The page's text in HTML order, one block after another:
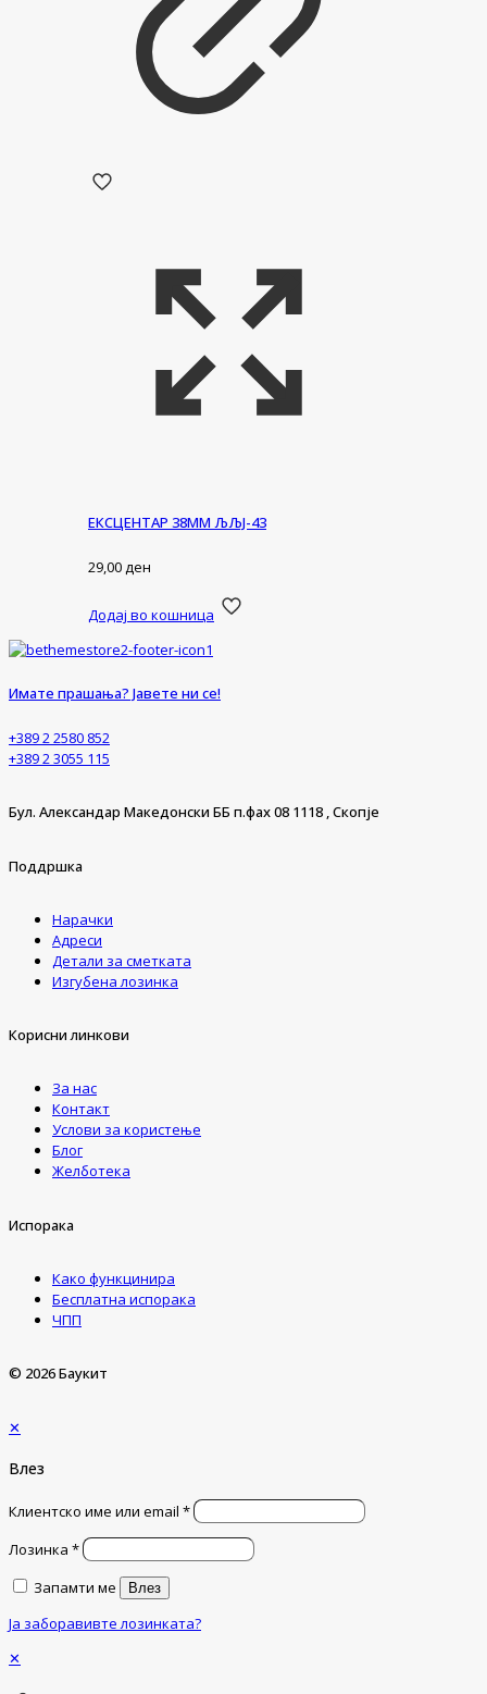
ЕКСЦЕНТАР 38ММ ЉЉЈ-43
29,00ден
Додај во кошница
Имате прашања? Јавете ни се!
+389 2 2580 852
+389 2 3055 115
Бул. Александар Македонски ББ п.фах 08 1118 , Скопје
Поддршка
Нарачки
Адреси
Детали за сметката
Изгубена лозинка
Корисни линкови
За нас
Контакт
Услови за користење
Блог
Желботека
Испорака
Како функцинира
Бесплатна испорака
ЧПП
© 2026 Баукит
✕
Влез
Клиентско име или email *
Лозинка *
Запамти ме
Влез
Ја заборавивте лозинката?
✕